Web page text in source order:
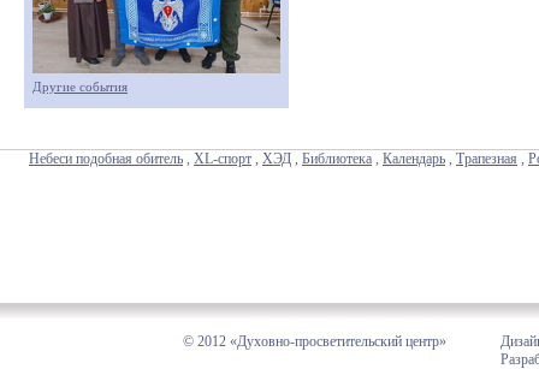
Другие события
Небеси подобная обитель , XL-спорт , ХЭД , Библиотека , Календарь , Трапезная ,
© 2012 «Духовно-просветительский центр»